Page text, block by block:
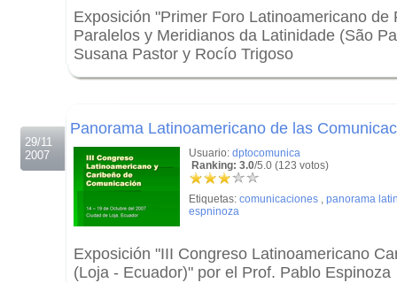
Exposición "Primer Foro Latinoamericano
Paralelos y Meridianos da Latinidade (São
Susana Pastor y Rocío Trigoso
29/11
2007
Panorama Latinoamericano de las
Usuario: dptocomunica
Ranking: 3.0/5.0 (123 votos)
Etiquetas: comunicaciones , panorama
espninoza
Exposición "III Congreso Latinoamericano
(Loja - Ecuador)" por el Prof. Pablo Espinoza